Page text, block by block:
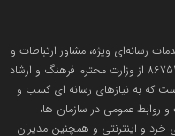
رسانه‌ای ویژه، مشاور ارتباطات و
رسانه و دارنده مجوز رسانه رسمی با شماره ثبت 86752 از وزارت محترم فرهنگ و ارشاد
که به نیازهای رسانه ای کسب و
روابط عمومی در سازمان ها،
و اینترنتی و همچنین مدیران